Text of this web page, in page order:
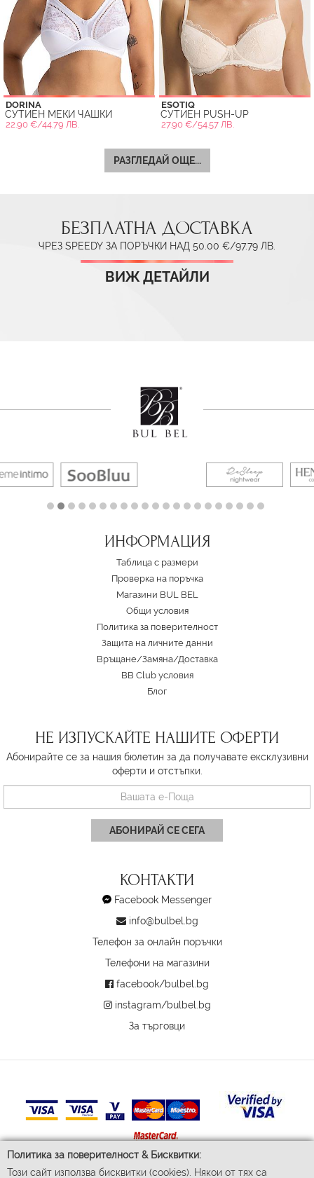
Политика за поверителност & Бисквитки:
Този сайт използва бисквитки (cookies). Някои от тях са
DORINA
СУТИЕН МЕКИ ЧАШКИ
22.90 €/44.79 ЛВ.
ESOTIQ
СУТИЕН PUSH-UP
27.90 €/54.57 ЛВ.
РАЗГЛЕДАЙ ОЩЕ...
БЕЗПЛАТНА ДОСТАВКА
ЧРЕЗ SPEEDY ЗА ПОРЪЧКИ НАД 50.00 €/97.79 ЛВ.
ВИЖ ДЕТАЙЛИ
ИНФОРМАЦИЯ
Таблица с размери
Проверка на поръчка
Магазини BUL BEL
Oбщи условия
Политика за поверителност
Защита на личните данни
Връщане/Замяна/Доставка
BB Club условия
Блог
НЕ ИЗПУСКАЙТЕ НАШИТЕ ОФЕРТИ
Абонирайте се за нашия бюлетин за да получавате ексклузивни
оферти и отстъпки.
АБОНИРАЙ СЕ СЕГА
КОНТАКТИ
Facebook Messenger
info@bulbel.bg
Телефон за онлайн поръчки
Телефони на магазини
facebook/bulbel.bg
instagram/bulbel.bg
За търговци
© 2026 Бул-Бел ЕООД